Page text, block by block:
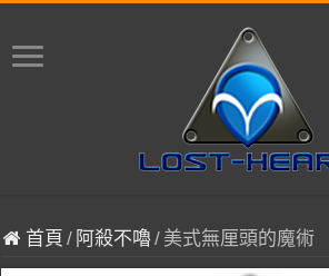
首頁 / 阿殺不嚕/ 美式無厘頭的魔術